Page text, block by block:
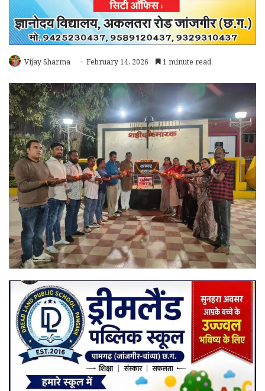
Vijay Sharma February 14, 2026 1 minute read